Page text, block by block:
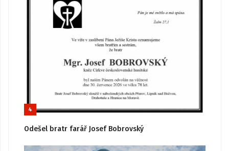
4
Odešel bratr farář Josef Bobrovský